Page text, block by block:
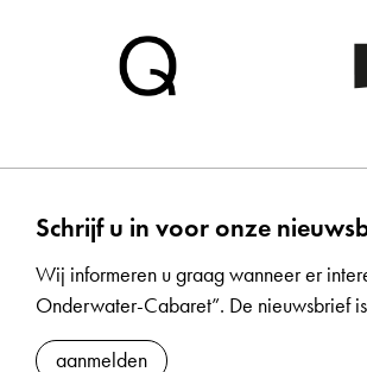
Schrijf u in voor onze
Wij informeren u graag wanneer er
Onderwater-Cabaret”. De nieuwsbrief
aanmelden